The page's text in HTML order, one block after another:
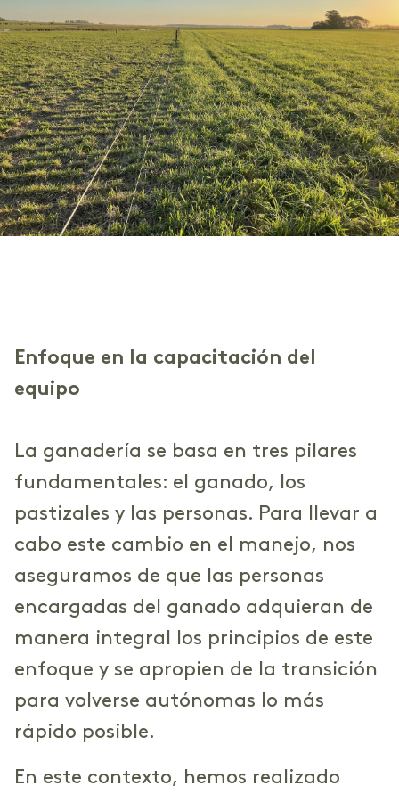
Enfoque en la capacitación del
equipo
La ganadería se basa en tres pilares
fundamentales: el ganado, los
pastizales y las personas. Para llevar a
cabo este cambio en el manejo, nos
aseguramos de que las personas
encargadas del ganado adquieran de
manera integral los principios de este
enfoque y se apropien de la transición
para volverse autónomas lo más
rápido posible.
En este contexto, hemos realizado